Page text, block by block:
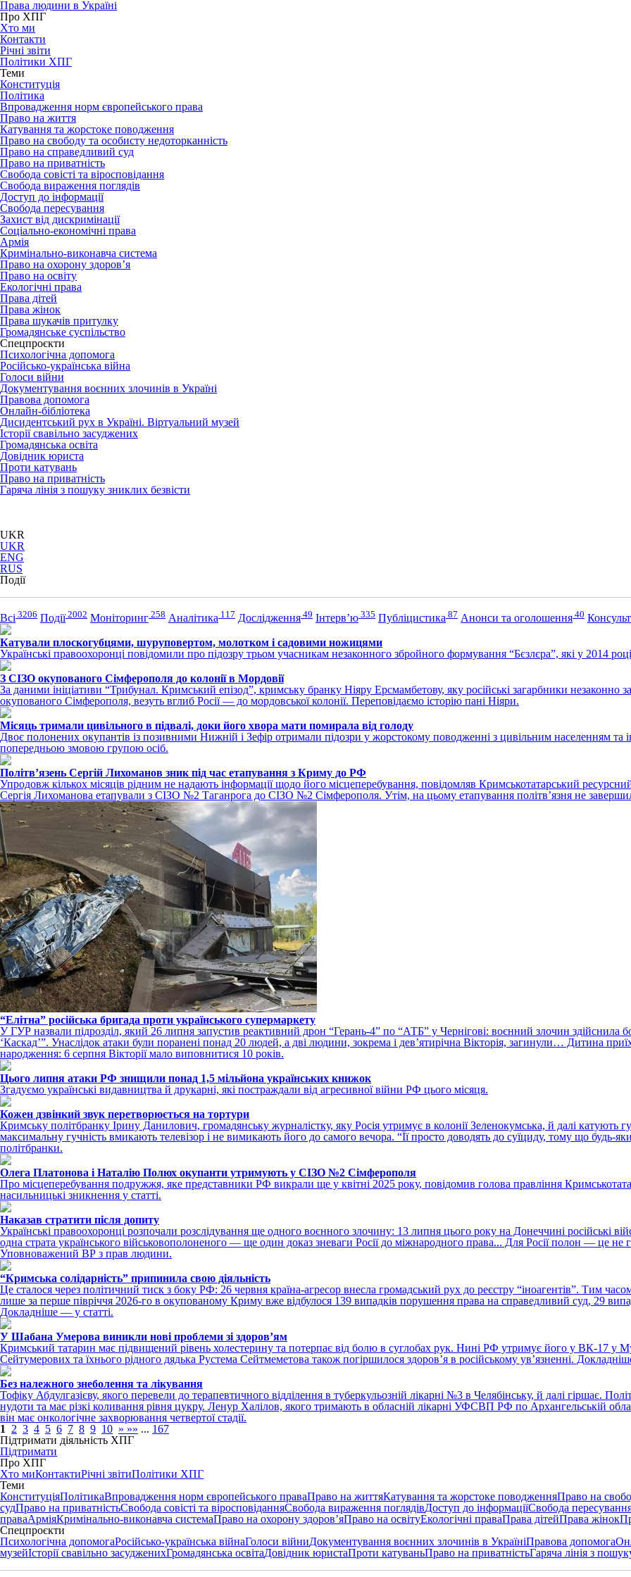
Права людини в Україні
Про ХПГ
Хто ми
Контакти
Річні звіти
Політики ХПГ
Теми
Конституція
Політика
Впровадження норм європейського права
Право на життя
Катування та жорстоке поводження
Право на свободу та особисту недоторканність
Право на справедливий суд
Право на приватність
Свобода совісті та віросповідання
Свобода вираження поглядів
Доступ до інформації
Свобода пересування
Захист від дискримінації
Соціально-економічні права
Армія
Кримінально-виконавча система
Право на охорону здоров’я
Право на освіту
Екологічні права
Права дітей
Права жінок
Права шукачів притулку
Громадянське суспільство
Спецпроєкти
Психологічна допомога
Російсько-українська війна
Голоси війни
Документування воєнних злочинів в Україні
Правова допомога
Онлайн-бібліотека
Дисидентський рух в Україні. Віртуальний музей
Історії свавільно засуджених
Громадянська освіта
Довідник юриста
Проти катувань
Право на приватність
Гаряча лінія з пошуку зниклих безвісти
UKR
UKR
ENG
RUS
Події
Всі 3206 Події2002 Моніторинг 258 Аналітика 117 Дослідження 49 Інтерв’ю 335 Публіцистика 87 Анонси та оголошення 40
Катували плоскогубцями, шуруповертом, молотком і садовими ножицями
Українські правоохоронці повідомили про підозру трьом учасникам незаконного збройного формування “Бєзлєра”, які у 2014
З СІЗО окупованого Сімферополя до колонії в Мордовії
За даними ініціативи “Трибунал. Кримський епізод”, кримську бранку Ніяру Ерсмамбетову, яку російські загарбники незаконно
окупованого Сімферополя, везуть вглиб Росії — до мордовської колонії. Переповідаємо історію пані Ніяри.
Місяць тримали цивільного в підвалі, доки його хвора мати помирала від голоду
Двоє полонених окупантів із позивними Нижній і Зефір отримали підозри у жорстокому поводженні з цивільним населенням та
попередньою змовою групою осіб.
Політвʼязень Сергій Лихоманов зник під час етапування з Криму до РФ
Упродовж кількох місяців рідним не надають інформації щодо його місцеперебування, повідомляв Кримськотатарський
Сергія Лихоманова етапували з СІЗО №2 Таганрога до СІЗО №2 Сімферополя. Утім, на цьому етапування політвʼязня не
“Елітна” російська бригада проти українського супермаркету
У ГУР назвали підрозділ, який 26 липня запустив реактивний дрон “Герань-4” по “АТБ” у Чернігові: воєнний злочин здійснила
‘Каскад’”. Унаслідок атаки були поранені понад 20 людей, а дві людини, зокрема і дев’ятирічна Вікторія, загинули… Дитина
народження: 6 серпня Вікторії мало виповнитися 10 років.
Цього липня атаки РФ знищили понад 1,5 мільйона українських книжок
Згадуємо українські видавництва й друкарні, які постраждали від агресивної війни РФ цього місяця.
Кожен дзвінкий звук перетворюється на тортури
Кримську політбранку Ірину Данилович, громадянську журналістку, яку Росія утримує в колонії Зеленокумська, й далі катують
максимальну гучність вмикають телевізор і не вимикають його до самого вечора. “Її просто доводять до суїциду, тому що будь-
політбранки.
Олега Платонова і Наталію Полюх окупанти утримують у СІЗО №2 Сімферополя
Про місцеперебування подружжя, яке представники РФ викрали ще у квітні 2025 року, повідомив голова правління
насильницькі зникнення у статті.
Наказав стратити після допиту
Українські правоохоронці розпочали розслідування ще одного воєнного злочину: 13 липня цього року на Донеччині російські
одна страта українського військовополоненого — ще один доказ зневаги Росії до міжнародного права... Для Росії полон — це не
Уповноважений ВР з прав людини.
“Кримська солідарність” припинила свою діяльність
Це сталося через політичний тиск з боку РФ: 26 червня країна-агресор внесла громадський рух до реєстру “іноагентів”. Тим
лише за перше півріччя 2026-го в окупованому Криму вже відбулося 139 випадків порушення права на справедливий суд, 29
Докладніше — у статті.
У Шабана Умерова виникли нові проблеми зі здоров’ям
Кримський татарин має підвищений рівень холестерину та потерпає від болю в суглобах рук. Нині РФ утримує його у ВК-17 у
Сейтумерових та їхнього рідного дядька Рустема Сейтмеметова також погіршилося здоров’я в російському ув’язненні.
Без належного знеболення та лікування
Тофіку Абдулгазієву, якого перевели до терапевтичного відділення в туберкульозній лікарні №3 в Челябінську, й далі гіршає.
нудоти та має різкі коливання рівня цукру. Ленур Халілов, якого тримають в обласній лікарні УФСВП РФ по Архангельській
він має онкологічне захворювання четвертої стадії.
1
2 3 4 5 6 7 8 9 10 » »» ... 167
Підтримати діяльність ХПГ
Підтримати
Про ХПГ
Хто миКонтактиРічні звітиПолітики ХПГ
Теми
КонституціяПолітикаВпровадження норм європейського праваПраво на життяКатування та жорстоке поводженняПраво на
судПраво на приватністьСвобода совісті та віросповіданняСвобода вираження поглядівДоступ до інформаціїСвобода
праваАрміяКримінально-виконавча системаПраво на охорону здоров’яПраво на освітуЕкологічні праваПрава дітейПрава жінок
Спецпроєкти
Психологічна допомогаРосійсько-українська війнаГолоси війниДокументування воєнних злочинів в УкраїніПравова допомога
музейІсторії свавільно засудженихГромадянська освітаДовідник юристаПроти катуваньПраво на приватністьГаряча лінія з